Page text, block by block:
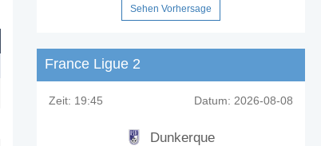
Sehen Vorhersage
France Ligue 2
Zeit: 19:45 Datum: 2026-08-08
Dunkerque